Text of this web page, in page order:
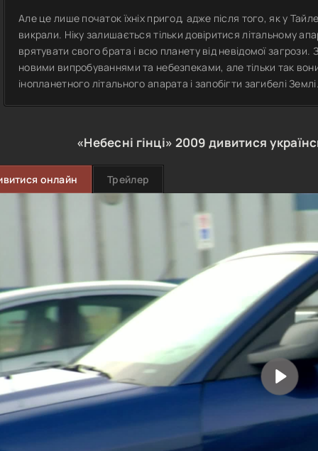
Але це лише початок їхніх пригод, адже після того, як у
викрали. Ніку залишається тільки довіритися літальному
врятувати свого брата і всю планету від невідомої
новими випробуваннями та небезпеками, але тільки так
інопланетного літального апарата і запобігти загибелі
«Небесні гінці» 2009 дивитися
онлайн Трейлер